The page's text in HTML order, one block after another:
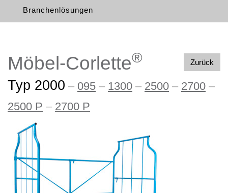
Branchenlösungen
Zurück
Möbel-Corlette®
Typ 2000 – 095 – 1300 – 2500 – 2700 –
2500 P – 2700 P